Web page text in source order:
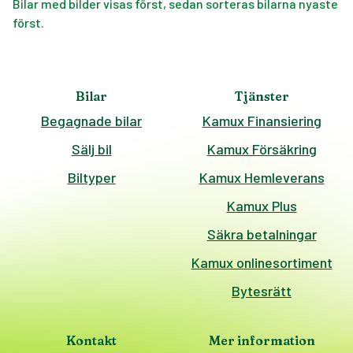
Bilar med bilder visas först, sedan sorteras bilarna nyaste
först.
Bilar
Begagnade bilar
Sälj bil
Biltyper
Tjänster
Kamux Finansiering
Kamux Försäkring
Kamux Hemleverans
Kamux Plus
Säkra betalningar
Kamux onlinesortiment
Bytesrätt
Kontakt Mer information